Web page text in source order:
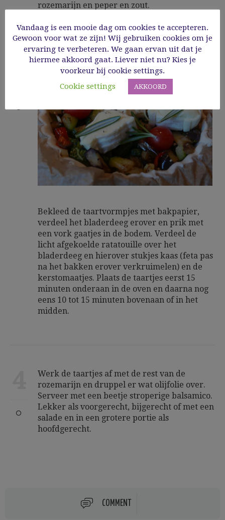
rozemarijn en peper en zout.
Bekleed de taartvormpjes met bakpapier,
verdeel het bladerdeeg erover en prik met
een vork gaatjes in de bodem. Verdeel de
licht afgekoelde ratatouille over het
bladerdeeg en hierover stukjes kaas (feta pas
na het bakken erover verkruimelen) en de
kerstomaatjes. Plaats de taartjes eerst 15
minuten onderaan in de oven en daarna nog
eens 10 tot 15 minuten bovenaan of in het
midden.
Werk de taartjes af met de rest van de
rozemarijn en druppel er wat olijfolie over.
Serveer met een beetje stroperige balsamico.
Lekker als voorgerecht, bijgerecht of met een
salade en in een grotere portie als
hoofdgerecht.
COMMENT
Vandaag is een mooie dag om cookies te accepteren.
Gewoon voor wat ze zijn! Wij gebruiken cookies om je
ervaring te verbeteren. We gaan ervan uit dat je
hiermee akkoord gaat. Liever niet nu? Kies je
voorkeur bij cookie settings.
Cookie settings
AKKOORD